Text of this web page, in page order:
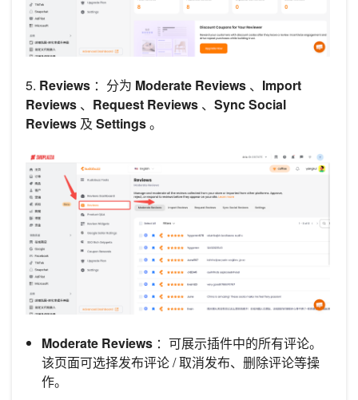
5. Reviews ：分为 Moderate Reviews 、 Import
Reviews 、 Request Reviews 、 Sync Social
Reviews 及 Settings。
Moderate Reviews ：可展示插件中的所有评论。
该页面可选择发布评论 / 取消发布、删除评论等操
作。